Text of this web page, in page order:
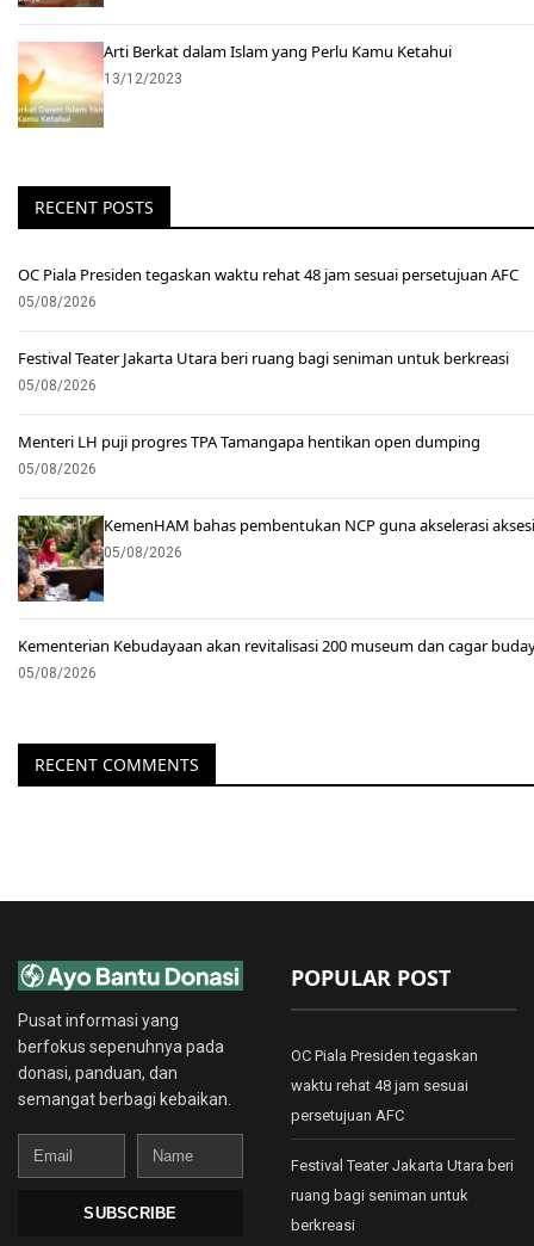
Arti Berkat dalam Islam yang Perlu Kamu Ketahui
13/12/2023
RECENT POSTS
OC Piala Presiden tegaskan waktu rehat 48 jam sesuai persetujuan AFC
05/08/2026
Festival Teater Jakarta Utara beri ruang bagi seniman untuk berkreasi
05/08/2026
Menteri LH puji progres TPA Tamangapa hentikan open dumping
05/08/2026
KemenHAM bahas pembentukan NCP guna akselerasi
05/08/2026
Kementerian Kebudayaan akan revitalisasi 200 museum dan cagar
05/08/2026
RECENT COMMENTS
Pusat informasi yang
berfokus sepenuhnya pada
donasi, panduan, dan
semangat berbagi kebaikan.
Email
Name
SUBSCRIBE
POPULAR POST
OC Piala Presiden tegaskan
waktu rehat 48 jam sesuai
persetujuan AFC
Festival Teater Jakarta Utara beri
ruang bagi seniman untuk
berkreasi